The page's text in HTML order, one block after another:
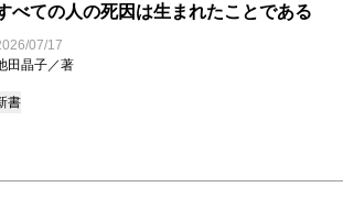
べての人の死因は生まれたことである
07/17
田晶子／著
書